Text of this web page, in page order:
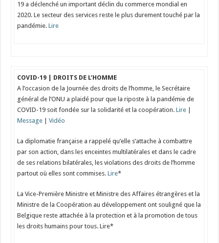
19 a déclenché un important déclin du commerce mondial en
2020. Le secteur des services reste le plus durement touché par la
pandémie. Lire
COVID-19 | DROITS DE L’HOMME
A l’occasion de la Journée des droits de l’homme, le Secrétaire
général de l’ONU a plaidé pour que la riposte à la pandémie de
COVID-19 soit fondée sur la solidarité et la coopération. Lire|
Message| Vidéo
La diplomatie française a rappelé qu’elle s’attache à combattre
par son action, dans les enceintes multilatérales et dans le cadre
de ses relations bilatérales, les violations des droits de l’homme
partout où elles sont commises. Lire*
La Vice-Première Ministre et Ministre des Affaires étrangères et la
Ministre de la Coopération au développement ont souligné que la
Belgique reste attachée à la protection et à la promotion de tous
les droits humains pour tous. Lire*